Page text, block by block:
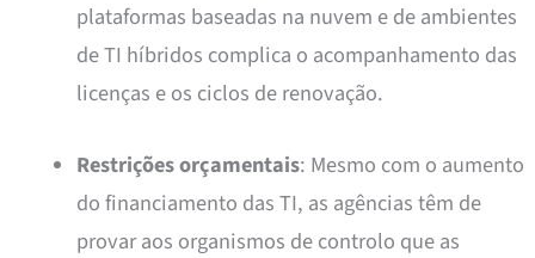
plataformas baseadas na nuvem e de ambientes
de TI híbridos complica o acompanhamento das
licenças e os ciclos de renovação.
Restrições orçamentais: Mesmo com o aumento
do financiamento das TI, as agências têm de
provar aos organismos de controlo que as